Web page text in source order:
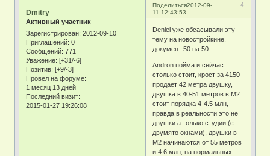
Поделиться 4
2012-09-
11 12:43:53
Dmitry
Активный участник
Зарегистрирован: 2012-09-10
Приглашений: 0
Сообщений: 771
Уважение: [+31/-6]
Позитив: [+9/-3]
Провел на форуме:
1 месяц 13 дней
Последний визит:
2015-01-27 19:26:08
Deniel уже обсасывали эту
тему на новостройкине,
документ 50 на 50.
Andron пойма и сейчас
столько стоит, крост за 4150
продает 42 метра двушку,
двушка в 40-51 метров в М2
стоит порядка 4-4.5 млн,
правда в реальности это не
двушки а только студии (с
двумято окнами), двушки в
М2 начинаются от 55 метров
и 4.6 млн, на нормальных